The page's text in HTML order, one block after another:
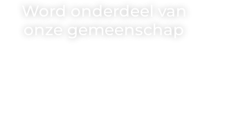
Word onderdeel van
onze gemeenschap